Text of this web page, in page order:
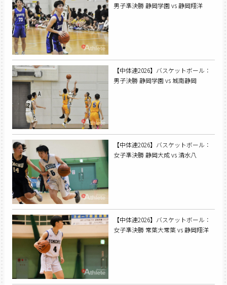
男子準決勝 静岡学園 vs 静岡翔洋
【中体連2026】バスケットボール：
男子決勝 静岡学園 vs 城南静岡
【中体連2026】バスケットボール：
女子準決勝 静岡大成 vs 清水八
【中体連2026】バスケットボール：
女子準決勝 常葉大常葉 vs 静岡翔洋